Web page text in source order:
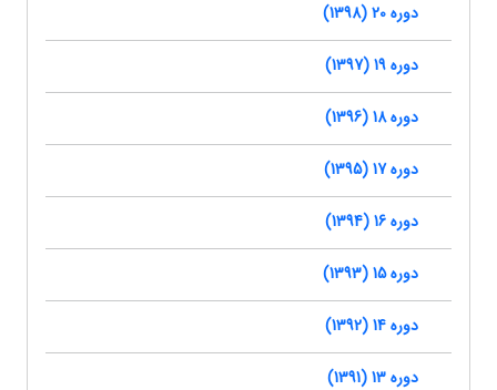
دوره 20 (1398)
دوره 19 (1397)
دوره 18 (1396)
دوره 17 (1395)
دوره 16 (1394)
دوره 15 (1393)
دوره 14 (1392)
دوره 13 (1391)